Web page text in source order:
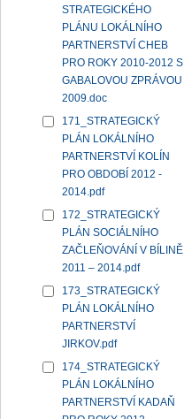
STRATEGICKÉHO
PLÁNU LOKÁLNÍHO
PARTNERSTVÍ CHEB
PRO ROKY 2010-2012 S
GABALOVOU ZPRÁVOU
2009.doc
171_STRATEGICKÝ
PLÁN LOKÁLNÍHO
PARTNERSTVÍ KOLÍN
PRO OBDOBÍ 2012 -
2014.pdf
172_STRATEGICKÝ
PLÁN SOCIÁLNÍHO
ZAČLEŇOVÁNÍ V BÍLINĚ
2011 – 2014.pdf
173_STRATEGICKÝ
PLÁN LOKÁLNÍHO
PARTNERSTVÍ
JIRKOV.pdf
174_STRATEGICKÝ
PLÁN LOKÁLNÍHO
PARTNERSTVÍ KADAŇ